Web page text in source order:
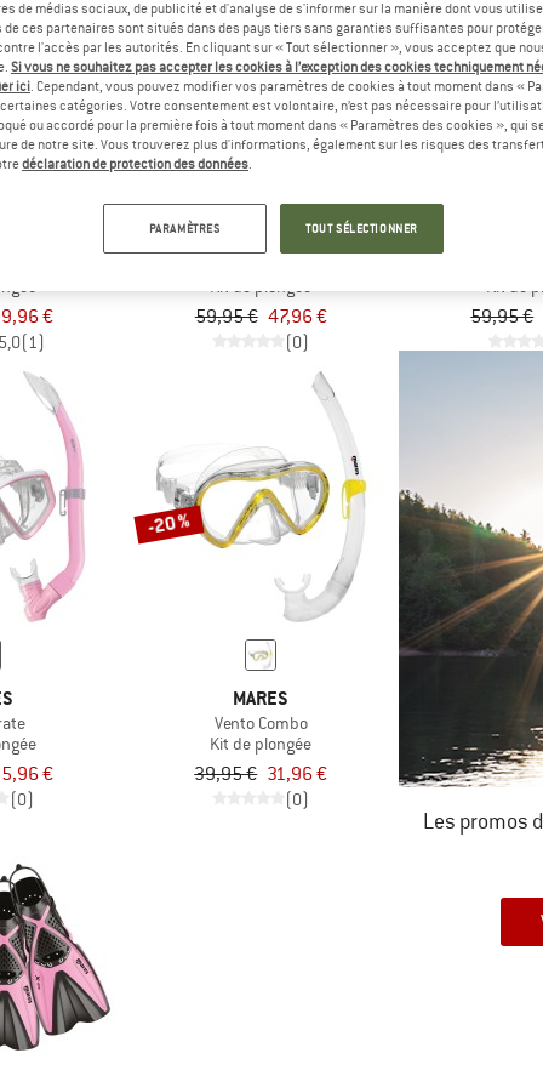
€
5,0(1)
-20 %
Kit de plongée
59,95 € 47,96 €
(0)
-20 %
Kit de
59,95 €
€
(0)
-20 %
MARES
Vento Combo
Kit de plongée
39,95 € 31,96 €
(0)
Les promos
de médias sociaux, de publicité et d'analyse de s'informer sur la manière dont vous
de ces partenaires sont situés dans des pays tiers sans garanties suffisantes pour
l'accès par les autorités. En cliquant sur « Tout sélectionner », vous acceptez que
Si vous ne souhaitez pas accepter les cookies à l’exception des cookies techniquement
ici. Cependant, vous pouvez modifier vos paramètres de cookies à tout moment dans «
catégories. Votre consentement est volontaire, n’est pas nécessaire pour
ou accordé pour la première fois à tout moment dans « Paramètres des cookies », qui
de notre site. Vous trouverez plus d'informations, également sur les risques des
déclaration de protection des données.
PARAMÈTRES TOUT SÉLECTIONNER